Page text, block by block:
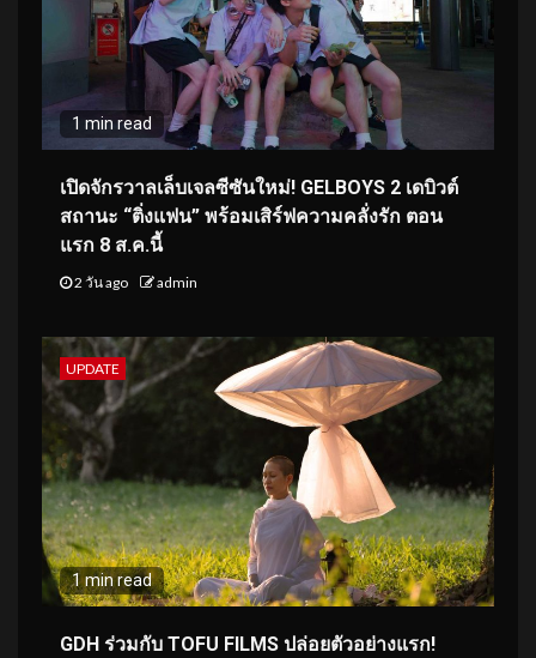
1 min read
เปิดจักรวาลเล็บเจลซีซันใหม่! GELBOYS 2 เดบิวต์
สถานะ “ติ่งแฟน” พร้อมเสิร์ฟความคลั่งรัก ตอน
แรก 8 ส.ค.นี้
2 วัน ago admin
UPDATE
1 min read
GDH ร่วมกับ TOFU FILMS ปล่อยตัวอย่างแรก!